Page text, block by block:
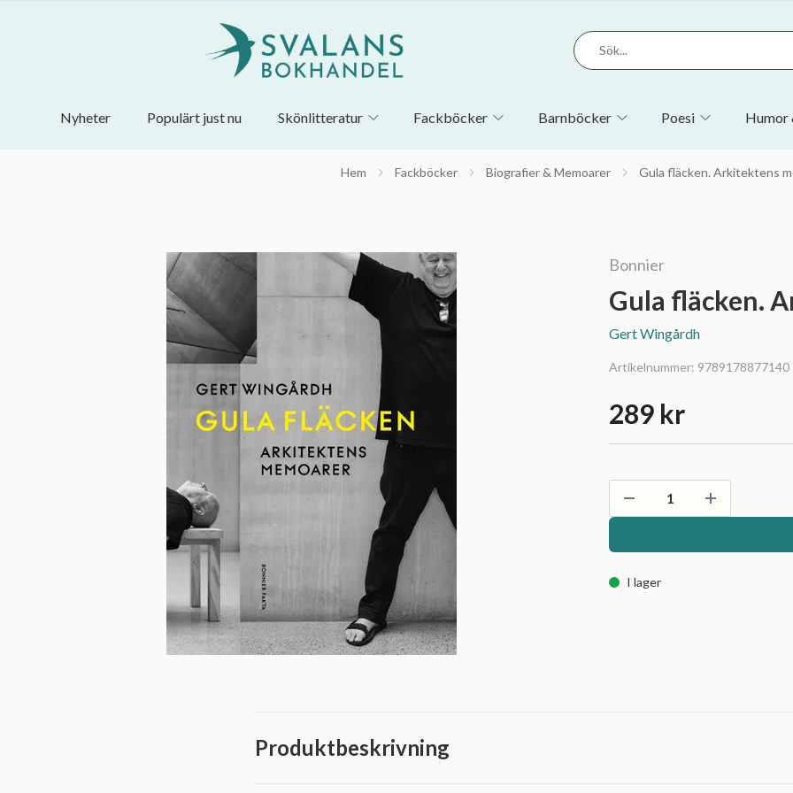
Nyheter Populärt just nu Skönlitteratur Fackböcker Barnböcker Poesi Humor
Hem Fackböcker Biografier & Memoarer Gula fläcken. Arkitektens
Bonnier
Gula fläcken.
Gert Wingårdh
Artikelnummer: 9789178877140
289 kr
I lager
Produktbeskrivning